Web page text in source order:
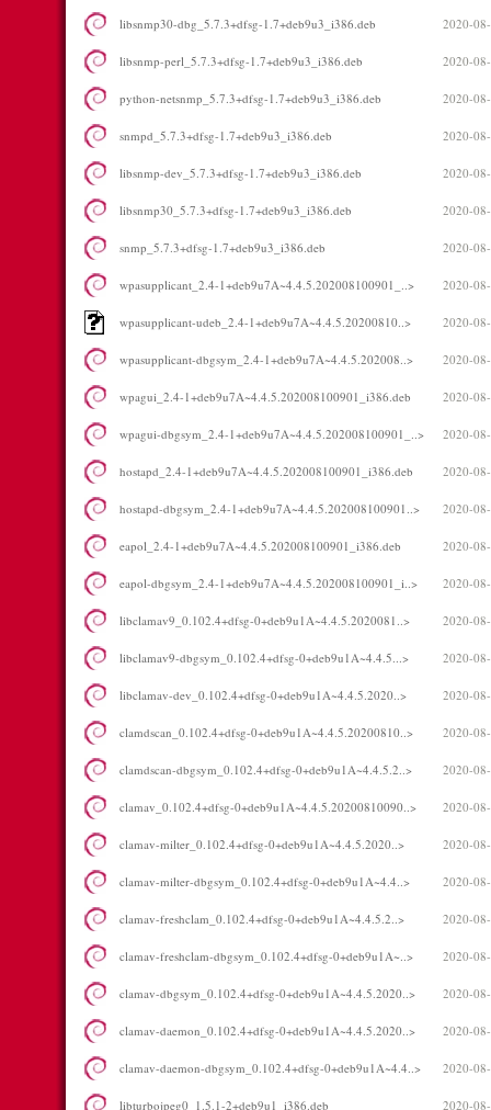
libsnmp30-dbg_5.7.3+dfsg-1.7+deb9u3_i386.deb 2020-
libsnmp-perl_5.7.3+dfsg-1.7+deb9u3_i386.deb 2020-
python-netsnmp_5.7.3+dfsg-1.7+deb9u3_i386.deb 2020-
snmpd_5.7.3+dfsg-1.7+deb9u3_i386.deb 2020-
libsnmp-dev_5.7.3+dfsg-1.7+deb9u3_i386.deb 2020-
libsnmp30_5.7.3+dfsg-1.7+deb9u3_i386.deb 2020-
snmp_5.7.3+dfsg-1.7+deb9u3_i386.deb 2020-
wpasupplicant_2.4-1+deb9u7A~4.4.5.202008100901_..> 2020-
wpasupplicant-udeb_2.4-1+deb9u7A~4.4.5.20200810..> 2020-
wpasupplicant-dbgsym_2.4-1+deb9u7A~4.4.5.202008..> 2020-
wpagui_2.4-1+deb9u7A~4.4.5.202008100901_i386.deb 2020-
wpagui-dbgsym_2.4-1+deb9u7A~4.4.5.202008100901_..> 2020-
hostapd_2.4-1+deb9u7A~4.4.5.202008100901_i386.deb 2020-
hostapd-dbgsym_2.4-1+deb9u7A~4.4.5.202008100901..> 2020-
eapol_2.4-1+deb9u7A~4.4.5.202008100901_i386.deb 2020-
eapol-dbgsym_2.4-1+deb9u7A~4.4.5.202008100901_i..> 2020-
libclamav9_0.102.4+dfsg-0+deb9u1A~4.4.5.2020081..> 2020-
libclamav9-dbgsym_0.102.4+dfsg-0+deb9u1A~4.4.5...> 2020-
libclamav-dev_0.102.4+dfsg-0+deb9u1A~4.4.5.2020..> 2020-
clamdscan_0.102.4+dfsg-0+deb9u1A~4.4.5.20200810..> 2020-
clamdscan-dbgsym_0.102.4+dfsg-0+deb9u1A~4.4.5.2..> 2020-
clamav_0.102.4+dfsg-0+deb9u1A~4.4.5.20200810090..> 2020-
clamav-milter_0.102.4+dfsg-0+deb9u1A~4.4.5.2020..> 2020-
clamav-milter-dbgsym_0.102.4+dfsg-0+deb9u1A~4.4..> 2020-
clamav-freshclam_0.102.4+dfsg-0+deb9u1A~4.4.5.2..> 2020-
clamav-freshclam-dbgsym_0.102.4+dfsg-0+deb9u1A~..> 2020-
clamav-dbgsym_0.102.4+dfsg-0+deb9u1A~4.4.5.2020..> 2020-
clamav-daemon_0.102.4+dfsg-0+deb9u1A~4.4.5.2020..> 2020-
clamav-daemon-dbgsym_0.102.4+dfsg-0+deb9u1A~4.4..> 2020-
libturbojpeg0_1.5.1-2+deb9u1_i386.deb 2020-